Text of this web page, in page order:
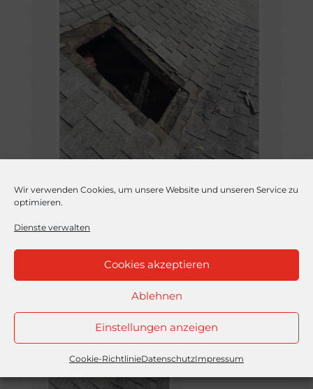
Wir verwenden Cookies, um unsere Website und unseren Service zu
optimieren.
Dienste verwalten
Cookies akzeptieren
Ablehnen
Einstellungen anzeigen
Cookie-RichtlinieDatenschutzImpressum